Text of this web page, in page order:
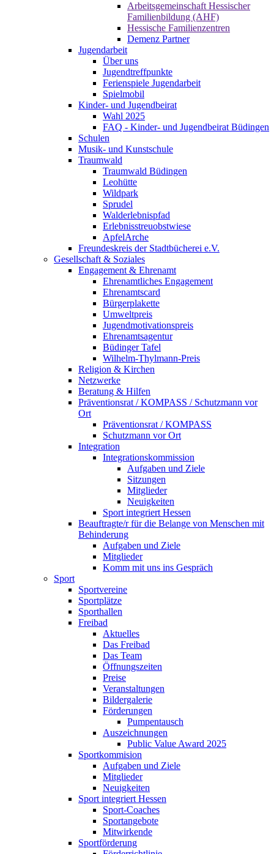
Arbeitsgemeinschaft Hessischer
Familienbildung (AHF)
Hessische Familienzentren
Demenz Partner
Jugendarbeit
Über uns
Jugendtreffpunkte
Ferienspiele Jugendarbeit
Spielmobil
Kinder- und Jugendbeirat
Wahl 2025
FAQ - Kinder- und Jugendbeirat Büdingen
Schulen
Musik- und Kunstschule
Traumwald
Traumwald Büdingen
Leohütte
Wildpark
Sprudel
Walderlebnispfad
Erlebnisstreuobstwiese
ApfelArche
Freundeskreis der Stadtbücherei e.V.
Gesellschaft & Soziales
Engagement & Ehrenamt
Ehrenamtliches Engagement
Ehrenamtscard
Bürgerplakette
Umweltpreis
Jugendmotivationspreis
Ehrenamtsagentur
Büdinger Tafel
Wilhelm-Thylmann-Preis
Religion & Kirchen
Netzwerke
Beratung & Hilfen
Präventionsrat / KOMPASS / Schutzmann vor
Ort
Präventionsrat / KOMPASS
Schutzmann vor Ort
Integration
Integrationskommission
Aufgaben und Ziele
Sitzungen
Mitglieder
Neuigkeiten
Sport integriert Hessen
Beauftragte/r für die Belange von Menschen mit
Behinderung
Aufgaben und Ziele
Mitglieder
Komm mit uns ins Gespräch
Sport
Sportvereine
Sportplätze
Sporthallen
Freibad
Aktuelles
Das Freibad
Das Team
Öffnungszeiten
Preise
Veranstaltungen
Bildergalerie
Förderungen
Pumpentausch
Auszeichnungen
Public Value Award 2025
Sportkommision
Aufgaben und Ziele
Mitglieder
Neuigkeiten
Sport integriert Hessen
Sport-Coaches
Sportangebote
Mitwirkende
Sportförderung